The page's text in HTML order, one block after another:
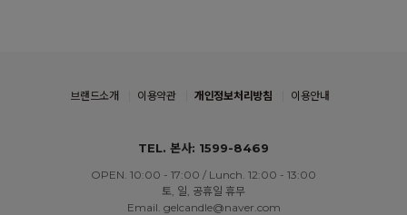
브랜드소개 이용약관 개인정보처리방침 이용안내
TEL. 본사: 1599-8469
OPEN. 10:00 - 17:00 / Lunch. 12:00 - 13:00
토, 일, 공휴일 휴무
Email. gelcandle@naver.com